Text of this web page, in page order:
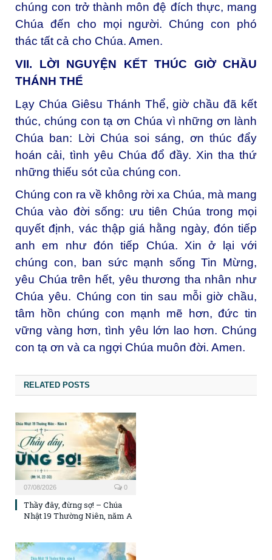
chúng con trở thành môn đệ đích thực, mang
Chúa đến cho mọi người. Chúng con phó
thác tất cả cho Chúa. Amen.
VII. LỜI NGUYỆN KẾT THÚC GIỜ CHẦU
THÁNH THỂ
Lạy Chúa Giêsu Thánh Thể, giờ chầu đã kết
thúc, chúng con tạ ơn Chúa vì những ơn lành
Chúa ban: Lời Chúa soi sáng, ơn thúc đẩy
hoán cải, tình yêu Chúa đổ đầy. Xin tha thứ
những thiếu sót của chúng con.
Chúng con ra về không rời xa Chúa, mà mang
Chúa vào đời sống: ưu tiên Chúa trong mọi
quyết định, vác thập giá hằng ngày, đón tiếp
anh em như đón tiếp Chúa. Xin ở lại với
chúng con, ban sức mạnh sống Tin Mừng,
yêu Chúa trên hết, yêu thương tha nhân như
Chúa yêu. Chúng con tin sau mỗi giờ chầu,
tâm hồn chúng con mạnh mẽ hơn, đức tin
vững vàng hơn, tình yêu lớn lao hơn. Chúng
con tạ ơn và ca ngợi Chúa muôn đời. Amen.
RELATED POSTS
07/08/2026 0
Thầy đây, đừng sợ! – Chúa
Nhật 19 Thường Niên, năm A